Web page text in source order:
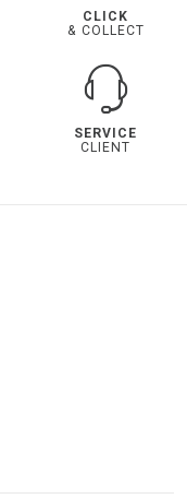
CLICK
& COLLECT
SERVICE
CLIENT